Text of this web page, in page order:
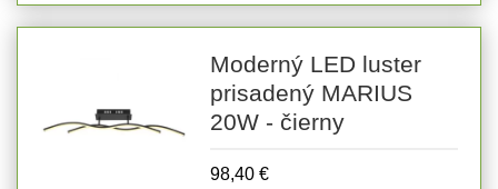
Moderný LED luster
prisadený MARIUS
20W - čierny
98,40 €